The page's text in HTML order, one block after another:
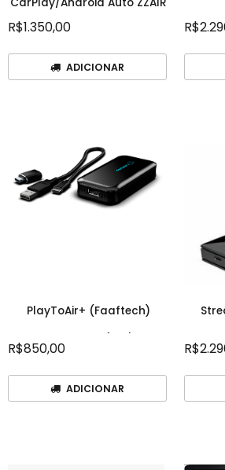
R$1.350,00
ADICIONAR
PlayToAir+ (Faaftech)
Marca: Faaftech
R$850,00
ADICIONAR